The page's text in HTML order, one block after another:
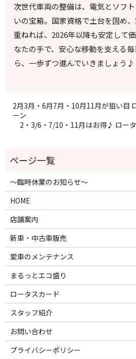
次世代車両の整備は、電気とソフ
いの宝箱。国家資格で土台を固め
重ねれば、2026年以降も安定して
なたの手で、安心な移動を支える
ら、一歩ずつ進んでいきましょう♪
2月3月・6月7月・10月11月が狙い目
ーン
2・3/6・7/10・11月はお得♪ ロー
～臨時休業のお知らせ～
HOME
店舗案内
新車・中古車販売
愛車のメンテナンス
まるっとエコ盛り
ロータスカード
スタッフ紹介
お問い合わせ
プライバシーポリシー